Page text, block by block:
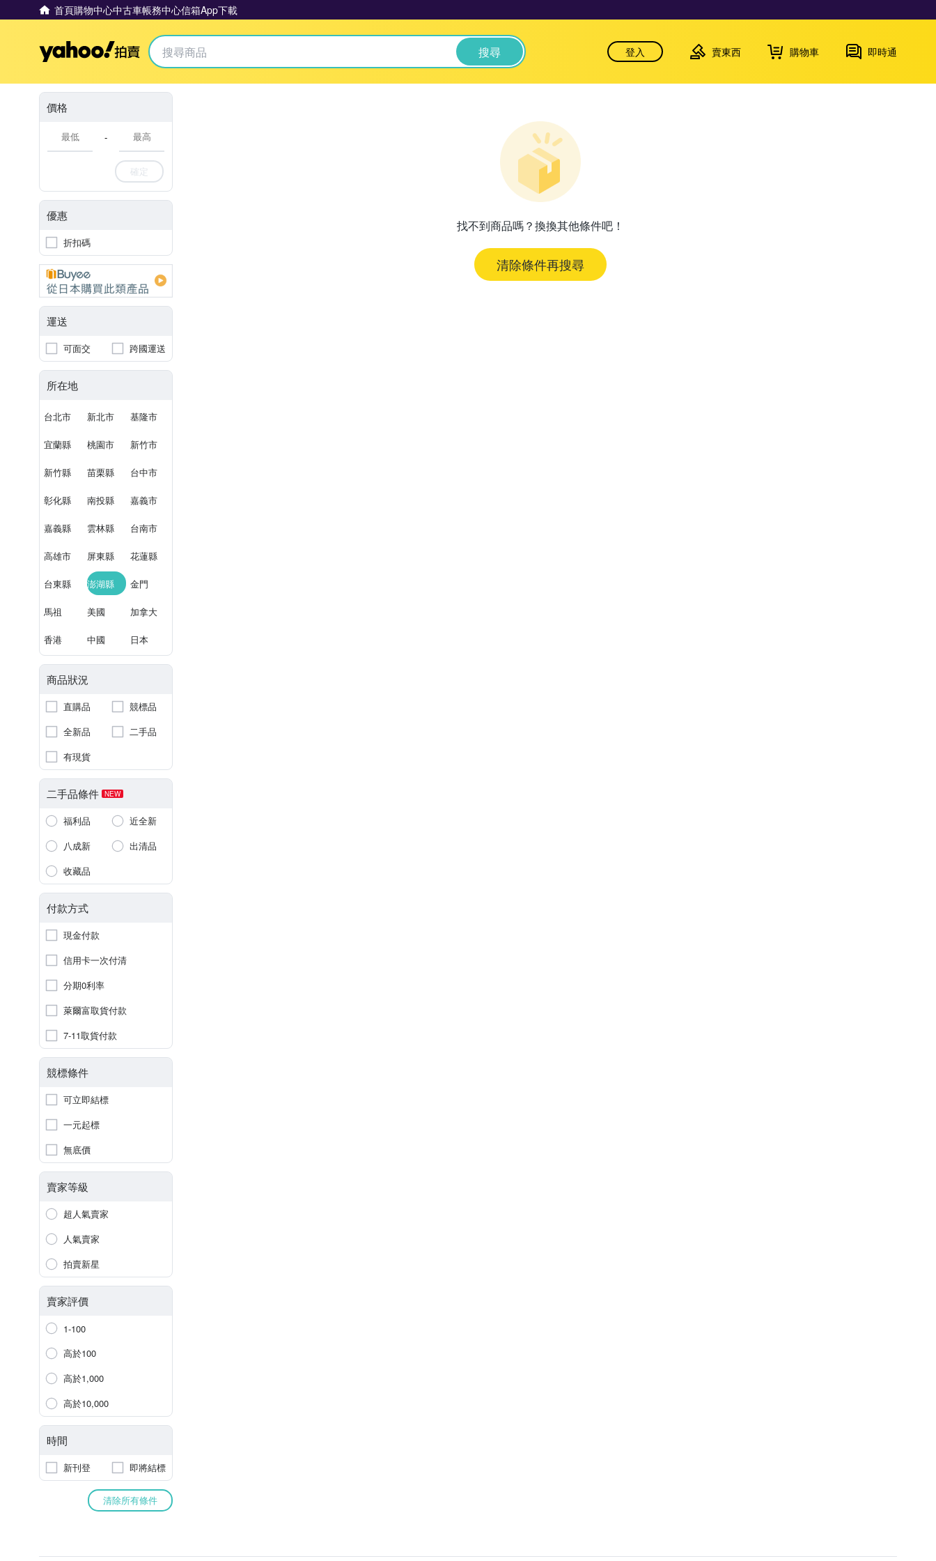
首頁購物中心中古車帳務中心信箱App下載
Yahoo拍賣 搜尋 登入 賣東西 購物車 即時通
價格
-
確定
優惠
折扣碼
運送
可面交 跨國運送
所在地
台北市 新北市 基隆市
宜蘭縣 桃園市 新竹市
新竹縣 苗栗縣 台中市
彰化縣 南投縣 嘉義市
嘉義縣 雲林縣 台南市
高雄市 屏東縣 花蓮縣
台東縣 澎湖縣 金門
馬祖 美國 加拿大
香港 中國 日本
商品狀況
直購品
競標品
全新品
二手品
有現貨
二手品條件 NEW
福利品
近全新
八成新
出清品
收藏品
付款方式
現金付款
信用卡一次付清
分期0利率
萊爾富取貨付款
7-11取貨付款
競標條件
可立即結標
一元起標
無底價
賣家等級
超人氣賣家
人氣賣家
拍賣新星
賣家評價
1-100
高於100
高於1,000
高於10,000
時間
新刊登 即將結標
清除所有條件
找不到商品嗎？換換其他條件吧！
清除條件再搜尋